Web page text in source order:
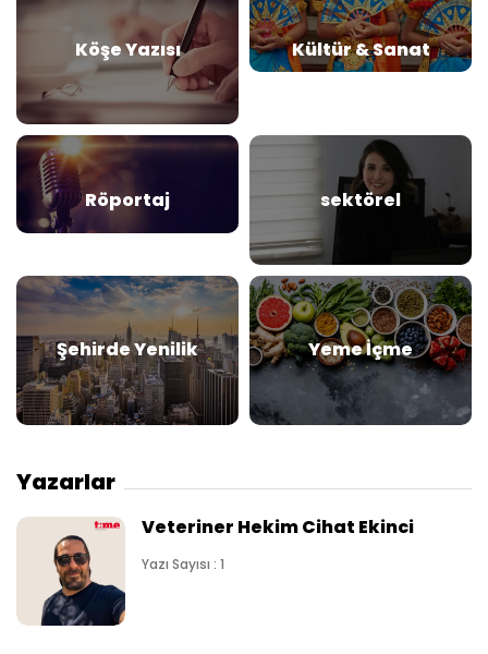
Köşe Yazısı Kültür & Sanat
Röportaj sektörel
Şehirde Yenilik Yeme İçme
Yazarlar
Veteriner Hekim Cihat Ekinci
Yazı Sayısı : 1